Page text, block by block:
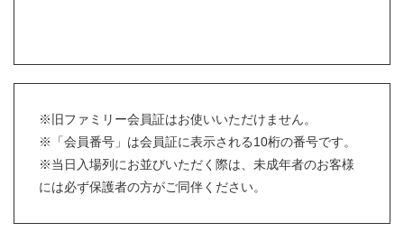
※旧ファミリー会員証はお使いいただけません。
※「会員番号」は会員証に表示される10桁の番号です。
※当日入場列にお並びいただく際は、未成年者のお客様
には必ず保護者の方がご同伴ください。